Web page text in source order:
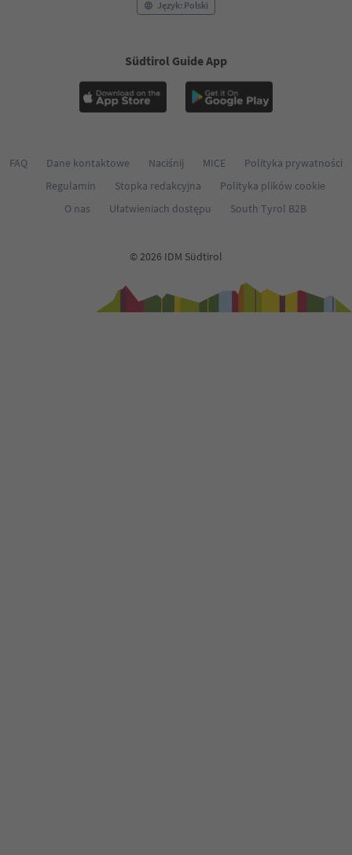
Język: Polski
Südtirol Guide App
FAQ Dane kontaktowe Naciśnij MICE
Polityka prywatności
Regulamin
Stopka redakcyjna
Polityka plików cookie
O nas
Ułatwieniach dostępu South Tyrol B2B
© 2026 IDM Südtirol